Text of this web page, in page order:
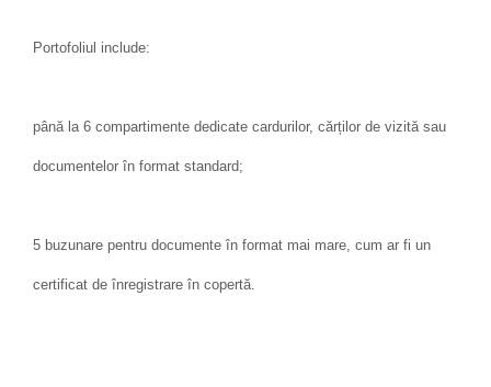
Portofoliul include:
până la 6 compartimente dedicate cardurilor, cărților de vizită sau
documentelor în format standard;
5 buzunare pentru documente în format mai mare, cum ar fi un
certificat de înregistrare în copertă.